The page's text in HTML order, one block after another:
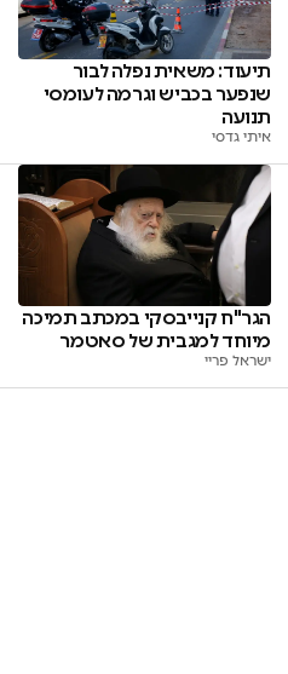
תיעוד: משאית נפלה לבור
שנפער בכביש וגרמה לעומסי
תנועה
איתי גדסי
הגר"ח קנייבסקי במכתב תמיכה
מיוחד למגבית של סאטמר
ישראל פריי